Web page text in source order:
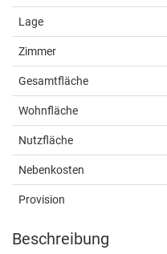
Lage
Zimmer
Gesamtfläche
Wohnfläche
Nutzfläche
Nebenkosten
Provision
Beschreibung